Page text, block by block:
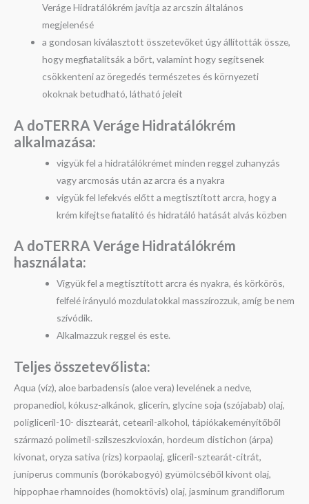
Veráge Hidratálókrém javítja az arcszín általános
megjelenésé
a gondosan kiválasztott összetevőket úgy állították össze,
hogy megfiatalítsák a bőrt, valamint hogy segítsenek
csökkenteni az öregedés természetes és környezeti
okoknak betudható, látható jeleit
A doTERRA Veráge Hidratálókrém
alkalmazása:
vigyük fel a hidratálókrémet minden reggel zuhanyzás
vagy arcmosás után az arcra és a nyakra
vigyük fel lefekvés előtt a megtisztított arcra, hogy a
krém kifejtse fiatalító és hidratáló hatását alvás közben
A doTERRA Veráge Hidratálókrém
használata:
Vigyük fel a megtisztított arcra és nyakra, és körkörös,
felfelé irányuló mozdulatokkal masszírozzuk, amíg be nem
szívódik.
Alkalmazzuk reggel és este.
Teljes összetevőlista:
Aqua (víz), aloe barbadensis (aloe vera) levelének a nedve,
propanediol, kókusz-alkánok, glicerin, glycine soja (szójabab) olaj,
poligliceril-10- disztearát, cetearil-alkohol, tápiókakeményítőből
származó polimetil-szilszeszkvioxán, hordeum distichon (árpa)
kivonat, oryza sativa (rizs) korpaolaj, gliceril-sztearát-citrát,
juniperus communis (borókabogyó) gyümölcséből kivont olaj,
hippophae rhamnoides (homoktövis) olaj, jasminum grandiflorum